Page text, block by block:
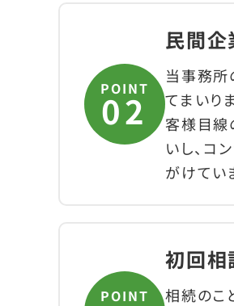
POINT
民間
当事務所
てまいり
客様目線
いし、コ
がけてい
POINT
初回相
相続のこ